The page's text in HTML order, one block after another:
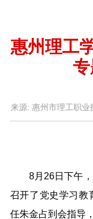
惠州理工
来源: 惠州市理工职业
8月26日下午
召开了党史学习教
任朱金占到会指导